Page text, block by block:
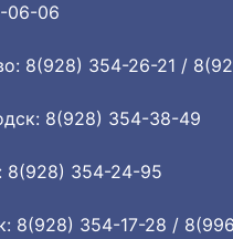
06-06
8(928) 354-26-21 /
8(928) 354-38-49
354-24-95
8(928) 354-17-28 /